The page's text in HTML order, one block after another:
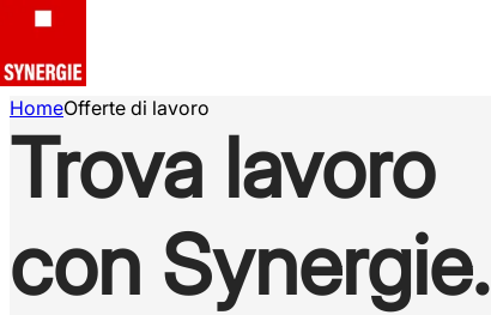
HomeOfferte di lavoro
Trova lavoro
con Synergie.